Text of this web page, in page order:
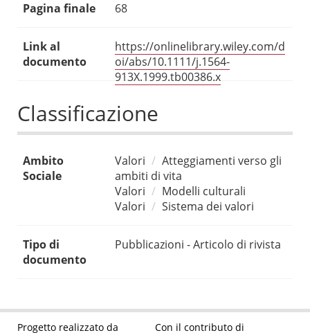
Pagina finale 68
Link al
documento
https://onlinelibrary.wiley.com/d
oi/abs/10.1111/j.1564-
913X.1999.tb00386.x
Classificazione
Ambito
Sociale
Valori
Atteggiamenti verso gli
ambiti di vita
Valori
Modelli culturali
Valori
Sistema dei valori
Tipo di
documento
Pubblicazioni - Articolo di rivista
Progetto realizzato da Con il contributo di